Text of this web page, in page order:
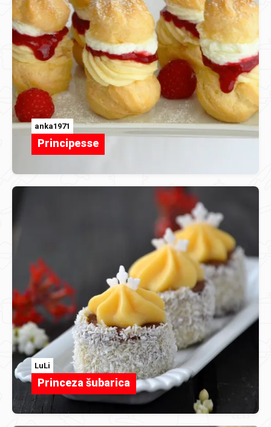
anka1971
Principesse
LuLi
Princeza šubarica